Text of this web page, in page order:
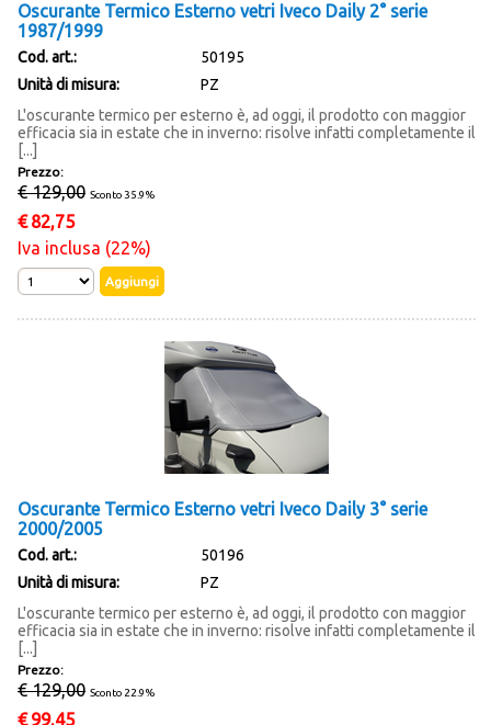
Oscurante Termico Esterno vetri Iveco Daily 2° serie
1987/1999
Cod. art.:
50195
Unità di misura:
PZ
L'oscurante termico per esterno è, ad oggi, il prodotto con maggior
efficacia sia in estate che in inverno: risolve infatti completamente il
[...]
Prezzo:
€ 129,00 Sconto 35.9%
€ 82,75
Iva inclusa (22%)
Oscurante Termico Esterno vetri Iveco Daily 3° serie
2000/2005
Cod. art.:
50196
Unità di misura:
PZ
L'oscurante termico per esterno è, ad oggi, il prodotto con maggior
efficacia sia in estate che in inverno: risolve infatti completamente il
[...]
Prezzo:
€ 129,00 Sconto 22.9%
€ 99,45